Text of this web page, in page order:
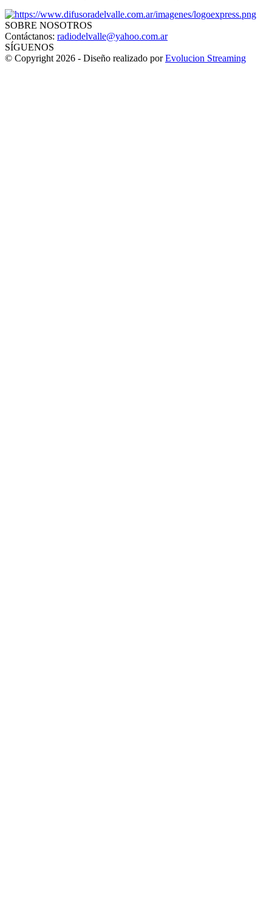
SOBRE NOSOTROS
Contáctanos: radiodelvalle@yahoo.com.ar
SÍGUENOS
© Copyright 2026 - Diseño realizado porEvolucion Streaming